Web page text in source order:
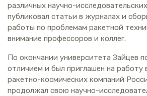
различных научно-
публиковал статьи в журналах и
работы по проблемам ракетной
внимание профессоров и коллег.
По окончании университета Зайцев
отличием и был приглашен на работу
ракетно-космических компаний
продолжал свою научно-